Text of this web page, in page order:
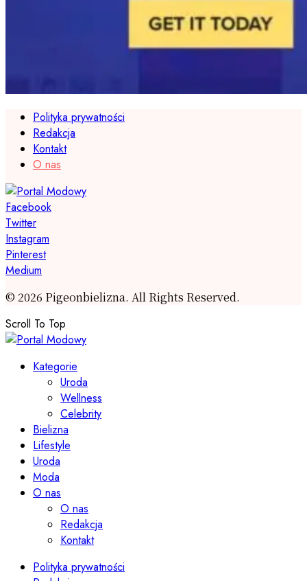
Polityka prywatności
Redakcja
Kontakt
O nas
Facebook
Twitter
Instagram
Pinterest
Medium
© 2026 Pigeonbielizna. All Rights Reserved.
Scroll To Top
Kategorie
Uroda
Wellness
Celebrity
Bielizna
Lifestyle
Uroda
Moda
O nas
O nas
Redakcja
Kontakt
Polityka prywatności